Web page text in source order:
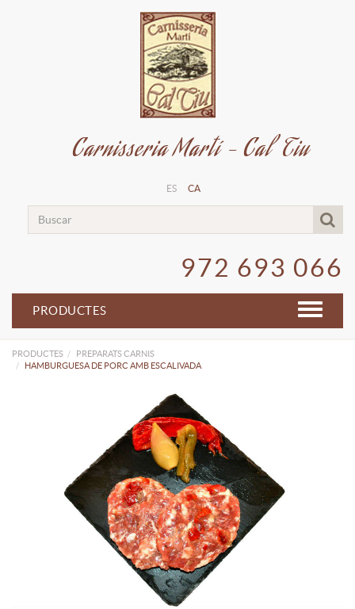
Carnisseria Martí - Cal Tiu
ES CA
972 693 066
PRODUCTES
PRODUCTES
PREPARATS CARNIS
HAMBURGUESA DE PORC AMB ESCALIVADA